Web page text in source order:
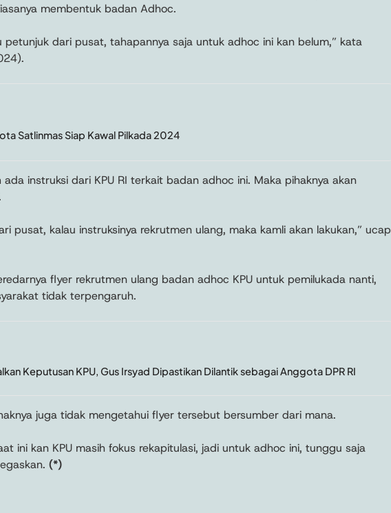
membentuk badan Adhoc.
petunjuk dari pusat, tahapannya saja untuk adhoc ini kan belum,” kata
Satlinmas Siap Kawal Pilkada 2024
instruksi dari KPU RI terkait badan adhoc ini. Maka pihaknya akan
pusat, kalau instruksinya rekrutmen ulang, maka kamli akan lakukan,” ucap
flyer rekrutmen ulang badan adhoc KPU untuk pemilukada nanti,
tidak terpengaruh.
Keputusan KPU, Gus Irsyad Dipastikan Dilantik sebagai Anggota DPR RI
juga tidak mengetahui flyer tersebut bersumber dari mana.
ini kan KPU masih fokus rekapitulasi, jadi untuk adhoc ini, tunggu saja
(*)